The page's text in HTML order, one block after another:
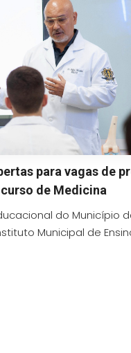
para vagas de
de Medicina
do Município
Municipal de